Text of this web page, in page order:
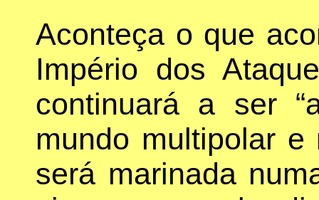
Aconteça o que
Império dos
continuará a ser
mundo multipolar
será marinada